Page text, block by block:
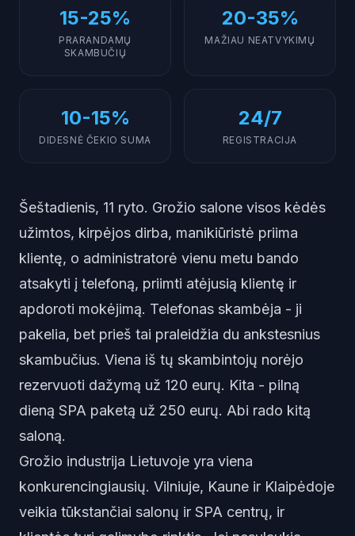
15-25%
PRARANDAMŲ
SKAMBUČIŲ
20-35%
MAŽIAU NEATVYKIMŲ
10-15%
DIDESNĖ ČEKIO SUMA
24/7
REGISTRACIJA
Šeštadienis, 11 ryto. Grožio salone visos kėdės
užimtos, kirpėjos dirba, manikiūristė priima
klientę, o administratorė vienu metu bando
atsakyti į telefoną, priimti atėjusią klientę ir
apdoroti mokėjimą. Telefonas skambėja - ji
pakelia, bet prieš tai praleidžia du ankstesnius
skambučius. Viena iš tų skambintojų norėjo
rezervuoti dažymą už 120 eurų. Kita - pilną
dieną SPA paketą už 250 eurų. Abi rado kitą
saloną.
Grožio industrija Lietuvoje yra viena
konkurencingiausių. Vilniuje, Kaune ir Klaipėdoje
veikia tūkstančiai salonų ir SPA centrų, ir